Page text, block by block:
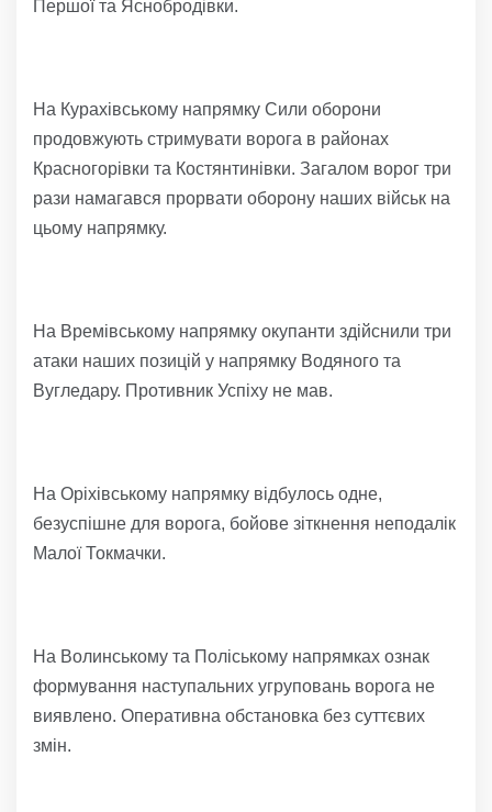
Першої та Яснобродівки.
На Курахівському напрямку Сили оборони
продовжують стримувати ворога в районах
Красногорівки та Костянтинівки. Загалом ворог три
рази намагався прорвати оборону наших військ на
цьому напрямку.
На Времівському напрямку окупанти здійснили три
атаки наших позицій у напрямку Водяного та
Вугледару. Противник Успіху не мав.
На Оріхівському напрямку відбулось одне,
безуспішне для ворога, бойове зіткнення неподалік
Малої Токмачки.
На Волинському та Поліському напрямках ознак
формування наступальних угруповань ворога не
виявлено. Оперативна обстановка без суттєвих
змін.